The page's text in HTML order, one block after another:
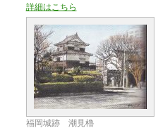
詳細はこちら
福岡城跡 潮見櫓